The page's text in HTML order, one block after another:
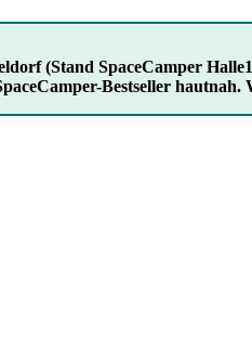
(Stand SpaceCamper
Bestseller